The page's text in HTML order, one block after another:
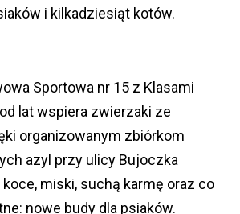
i kilkadziesiąt kotów.
Sportowa nr 15 z Klasami
lat wspiera zwierzaki ze
organizowanym zbiórkom
azyl przy ulicy Bujoczka
miski, suchą karmę oraz co
nowe budy dla psiaków.